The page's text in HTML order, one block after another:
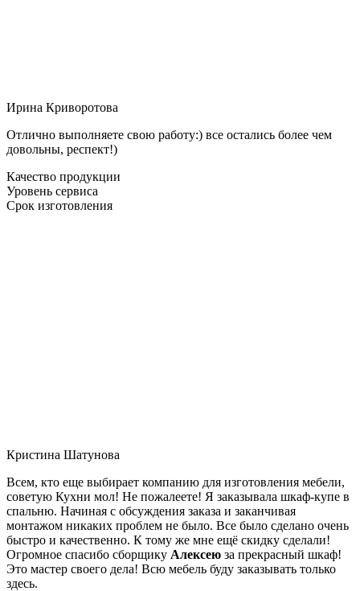
Ирина Криворотова
Отлично выполняете свою работу:) все остались более чем
довольны, респект!)
Качество продукции
Уровень сервиса
Срок изготовления
Кристина Шатунова
Всем, кто еще выбирает компанию для изготовления мебели,
советую Кухни мол! Не пожалеете! Я заказывала шкаф-купе в
спальню. Начиная с обсуждения заказа и заканчивая
монтажом никаких проблем не было. Все было сделано очень
быстро и качественно. К тому же мне ещё скидку сделали!
Огромное спасибо сборщику Алексею за прекрасный шкаф!
Это мастер своего дела! Всю мебель буду заказывать только
здесь.